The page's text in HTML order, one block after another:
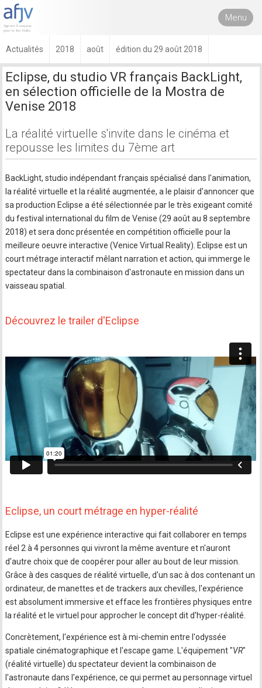
Menu
Actualités 2018 août édition du 29 août 2018
Eclipse, du studio VR français BackLight,
en sélection officielle de la Mostra de
Venise 2018
La réalité virtuelle s'invite dans le cinéma et
repousse les limites du 7ème art
BackLight, studio indépendant français spécialisé dans l'animation,
la réalité virtuelle et la réalité augmentée, a le plaisir d'annoncer que
sa production Eclipse a été sélectionnée par le très exigeant comité
du festival international du film de Venise (29 août au 8 septembre
2018) et sera donc présentée en compétition officielle pour la
meilleure oeuvre interactive (Venice Virtual Reality). Eclipse est un
court métrage interactif mêlant narration et action, qui immerge le
spectateur dans la combinaison d'astronaute en mission dans un
vaisseau spatial.
Découvrez le trailer d'Eclipse
Eclipse, un court métrage en hyper-réalité
Eclipse est une expérience interactive qui fait collaborer en temps
réel 2 à 4 personnes qui vivront la même aventure et n'auront
d'autre choix que de coopérer pour aller au bout de leur mission.
Grâce à des casques de réalité virtuelle, d'un sac à dos contenant un
ordinateur, de manettes et de trackers aux chevilles, l'expérience
est absolument immersive et efface les frontières physiques entre
la réalité et le virtuel pour approcher le concept dit d'hyper-réalité.
Concrètement, l'expérience est à mi-chemin entre l'odyssée
spatiale cinématographique et l'escape game. L'équipement "VR"
(réalité virtuelle) du spectateur devient la combinaison de
l'astronaute dans l'expérience, ce qui permet au personnage virtuel